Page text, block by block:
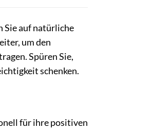
Sie auf natürliche
um den
Spüren Sie,
schenken.
für ihre positiven